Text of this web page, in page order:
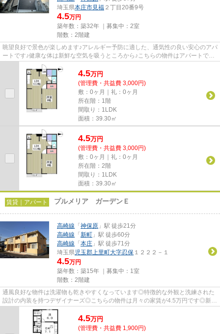
埼玉県本庄市見福 ２丁目20番9号
4.5万円
築年数：築32年 ｜募集中： 2室
階数：2階建
眺望良好で景色が楽しめます♪アレルギー予防に適した、通気性の良い安心のアパ
ートです♪健康な体は新鮮な空気を吸うところから♪こちらの物件はアパートです♪
家賃は月々4.5万円です♪本...
4.5万円
(管理費・共益費 3,000円)
敷：0ヶ月｜礼：0ヶ月
所在階：1階
間取り：1LDK
面積：39.30㎡
4.5万円
(管理費・共益費 3,000円)
敷：0ヶ月｜礼：0ヶ月
所在階：2階
間取り：1LDK
面積：39.30㎡
賃貸｜アパート プルメリア ガーデンＥ
高崎線 「 神保原 」駅 徒歩21分
高崎線 「 新町 」駅 徒歩60分
高崎線 「 本庄 」駅 徒歩71分
埼玉県児玉郡上里町大字忍保 １２２２－１
4.5万円
築年数：築15年 ｜募集中： 1室
階数：2階建
通風良好な物件は洗濯物も乾きやすくなっています◎特徴的な外観と洗練された
設計の内装を持つデザイナーズ◎こちらの物件は月々の家賃が4.5万円です◎新着
情報：プルメリア ガーデンEの...
4.5万円
(管理費・共益費 1,900円)